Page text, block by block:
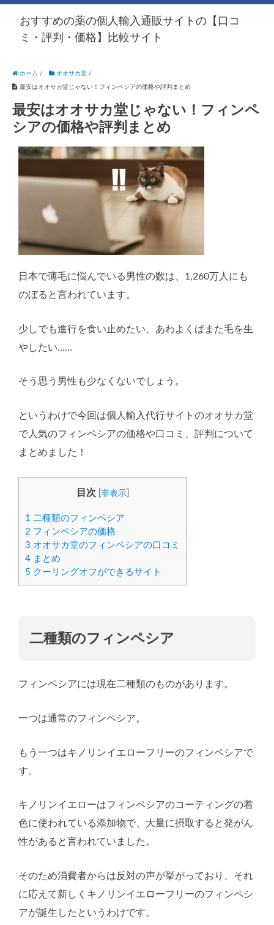
おすすめの薬の個人輸入通販サイトの【口コ
ミ・評判・価格】比較サイト
ホーム / オオサカ堂 /
最安はオオサカ堂じゃない！フィンペシアの価格や評判まとめ
最安はオオサカ堂じゃない！フィンペ
シアの価格や評判まとめ
日本で薄毛に悩んでいる男性の数は、1,260万人にも
のぼると言われています。
少しでも進行を食い止めたい、あわよくばまた毛を生
やしたい……
そう思う男性も少なくないでしょう。
というわけで今回は個人輸入代行サイトのオオサカ堂
で人気のフィンペシアの価格や口コミ、評判について
まとめました！
目次 非表示]
1
二種類のフィンペシア
2 フィンペシアの価格
3 オオサカ堂のフィンペシアの口コミ
4 まとめ
5 クーリングオフができるサイト
二種類のフィンペシア
フィンペシアには現在二種類のものがあります。
一つは通常のフィンペシア。
もう一つはキノリンイエローフリーのフィンペシアで
す。
キノリンイエローはフィンペシアのコーティングの着
色に使われている添加物で、大量に摂取すると発がん
性があると言われていました。
そのため消費者からは反対の声が挙がっており、それ
に応えて新しくキノリンイエローフリーのフィンペシ
アが誕生したというわけです。